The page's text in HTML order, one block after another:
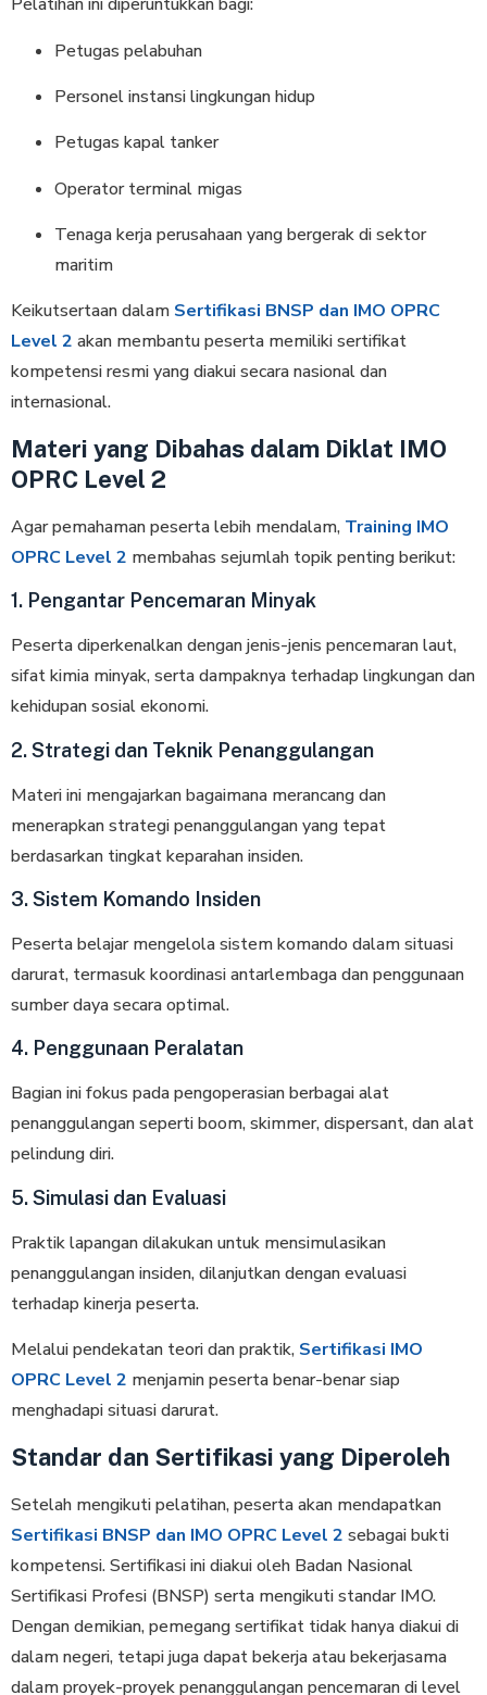
Petugas pelabuhan
Personel instansi lingkungan hidup
Petugas kapal tanker
Operator terminal migas
Tenaga kerja perusahaan yang bergerak di sektor
maritim
Keikutsertaan dalam Sertifikasi BNSP dan IMO OPRC
Level 2 akan membantu peserta memiliki sertifikat
kompetensi resmi yang diakui secara nasional dan
internasional.
Materi yang Dibahas dalam Diklat IMO
OPRC Level 2
Agar pemahaman peserta lebih mendalam, Training IMO
OPRC Level 2 membahas sejumlah topik penting berikut:
1. Pengantar Pencemaran Minyak
Peserta diperkenalkan dengan jenis-jenis pencemaran laut,
sifat kimia minyak, serta dampaknya terhadap lingkungan dan
kehidupan sosial ekonomi.
2. Strategi dan Teknik Penanggulangan
Materi ini mengajarkan bagaimana merancang dan
menerapkan strategi penanggulangan yang tepat
berdasarkan tingkat keparahan insiden.
3. Sistem Komando Insiden
Peserta belajar mengelola sistem komando dalam situasi
darurat, termasuk koordinasi antarlembaga dan penggunaan
sumber daya secara optimal.
4. Penggunaan Peralatan
Bagian ini fokus pada pengoperasian berbagai alat
penanggulangan seperti boom, skimmer, dispersant, dan alat
pelindung diri.
5. Simulasi dan Evaluasi
Praktik lapangan dilakukan untuk mensimulasikan
penanggulangan insiden, dilanjutkan dengan evaluasi
terhadap kinerja peserta.
Melalui pendekatan teori dan praktik, Sertifikasi IMO
OPRC Level 2 menjamin peserta benar-benar siap
menghadapi situasi darurat.
Standar dan Sertifikasi yang Diperoleh
Setelah mengikuti pelatihan, peserta akan mendapatkan
Sertifikasi BNSP dan IMO OPRC Level 2 sebagai bukti
kompetensi. Sertifikasi ini diakui oleh Badan Nasional
Sertifikasi Profesi (BNSP) serta mengikuti standar IMO.
Dengan demikian, pemegang sertifikat tidak hanya diakui di
dalam negeri, tetapi juga dapat bekerja atau bekerjasama
dalam proyek-proyek penanggulangan pencemaran di level